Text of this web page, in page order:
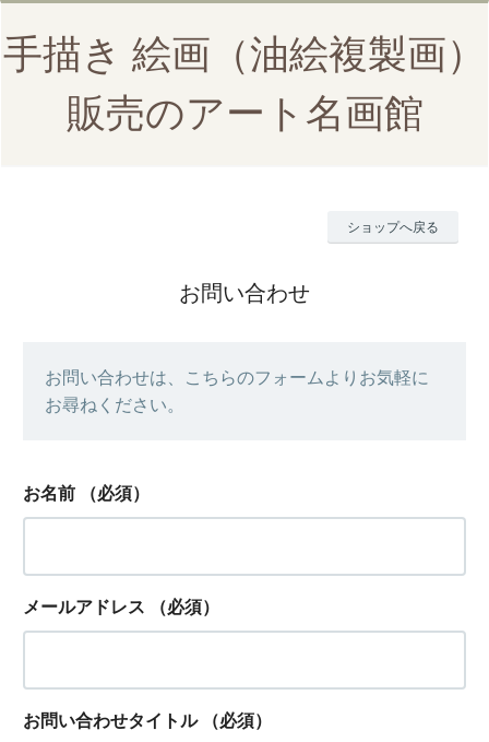
手描き 絵画（油絵複製画）
販売のアート名画館
ショップへ戻る
お問い合わせ
お問い合わせは、こちらのフォームよりお気軽に
お尋ねください。
お名前 （必須）
メールアドレス （必須）
お問い合わせタイトル （必須）